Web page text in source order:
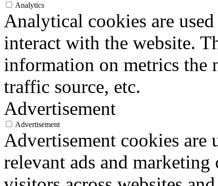
Analytics
Analytical cookies are
interact with the website.
information on metrics the
traffic source, etc.
Advertisement
Advertisement
Advertisement cookies
relevant ads and marketing